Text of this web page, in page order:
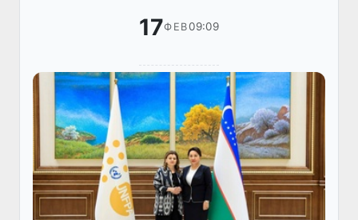
17ФЕВ09:09